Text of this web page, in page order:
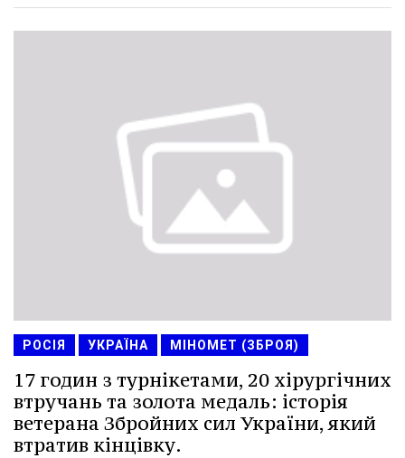
РОСІЯ УКРАЇНА МІНОМЕТ (ЗБРОЯ)
17 годин з турнікетами, 20 хірургічних
втручань та золота медаль: історія
ветерана Збройних сил України, який
втратив кінцівку.